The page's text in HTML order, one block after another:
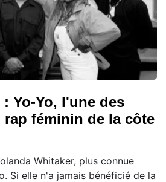
Yo-Yo, l'une des
féminin de la côte
Whitaker, plus connue
Si elle n'a jamais bénéficié de la